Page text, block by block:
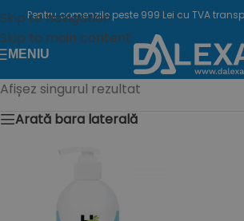
Skip to navigation
Skip to main content
Pentru comenzile peste 999 Lei cu TVA
MENIU
Afișez singurul rezultat
Arată bara laterală